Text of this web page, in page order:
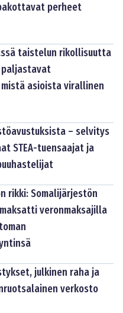
perheet
taistelun rikollisuutta
asioista virallinen
– selvitys
STEA-tuensaajat ja
rikki: Somalijärjestön
veronmaksajilla
julkinen raha ja
verkosto